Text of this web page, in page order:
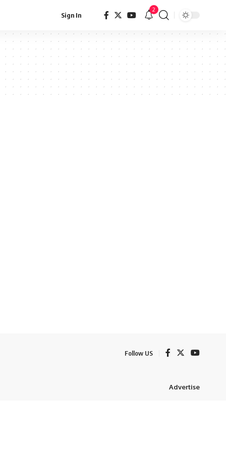
Sign In
2
Follow US
Advertise